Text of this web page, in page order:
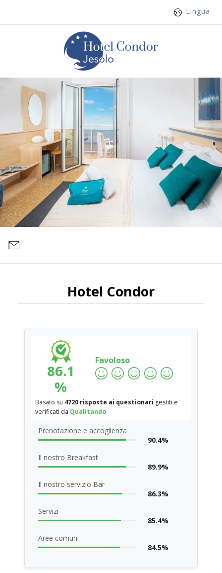
Lingua
Hotel Condor
86.1
%
Favoloso
Basato su 4720 risposte ai questionari gestiti e
verificati da Qualitando
Prenotazione e accoglienza
90.4%
Il nostro Breakfast
89.9%
Il nostro servizio Bar
86.3%
Servizi
85.4%
Aree comuni
84.5%